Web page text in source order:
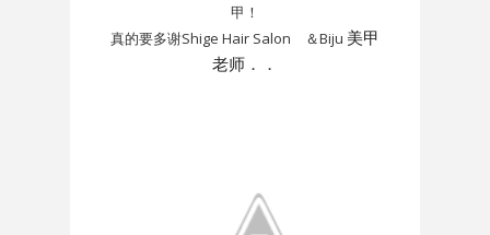
甲！
真的要多谢Shige Hair Salon ＆Biju 美甲
老师．．